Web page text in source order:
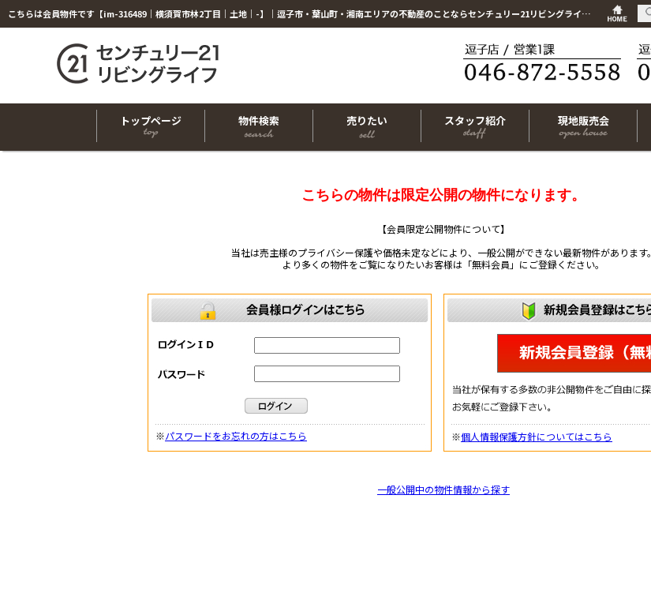
こちらは会員物件です【im-316489｜横須賀市林2丁目｜土地｜-】｜逗子市・葉山町・湘南エリアの不動産のことならセンチュリー21リビングライフにお任せください！
トップページ 物件検索 売りたい スタッフ紹介 現地販売会
こちらの物件は限定公開の物件になります。
【会員限定公開物件について】
当社は売主様のプライバシー保護や価格未定などにより、一般公開ができない最新物件があります。
より多くの物件をご覧になりたいお客様は「無料会員」にご登録ください。
※パスワードをお忘れの方はこちら ※個人情報保護方針についてはこちら
一般公開中の物件情報から探す